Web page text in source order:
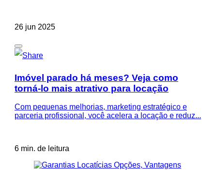
26 jun 2025
Imóvel parado há meses? Veja como
torná-lo mais atrativo para locação
Com pequenas melhorias, marketing estratégico e
parceria profissional, você acelera a locação e reduz...
6 min. de leitura